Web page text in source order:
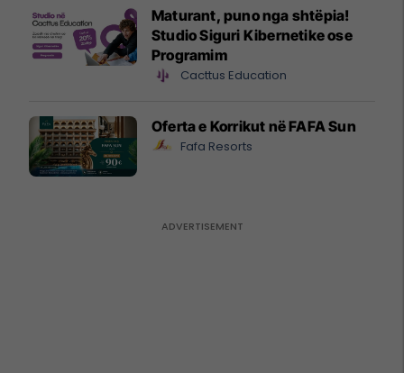
Maturant, puno nga shtëpia!
Studio Siguri Kibernetike ose
Programim
Cacttus Education
Oferta e Korrikut në FAFA Sun
Fafa Resorts